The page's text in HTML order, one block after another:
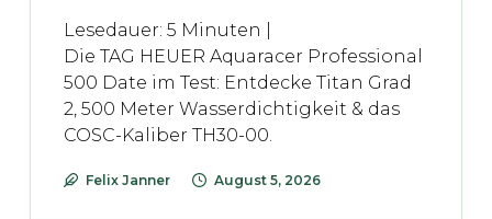
Lesedauer: 5 Minuten |
Die TAG HEUER Aquaracer Professional
500 Date im Test: Entdecke Titan Grad
2, 500 Meter Wasserdichtigkeit & das
COSC-Kaliber TH30-00.
Felix Janner August 5, 2026